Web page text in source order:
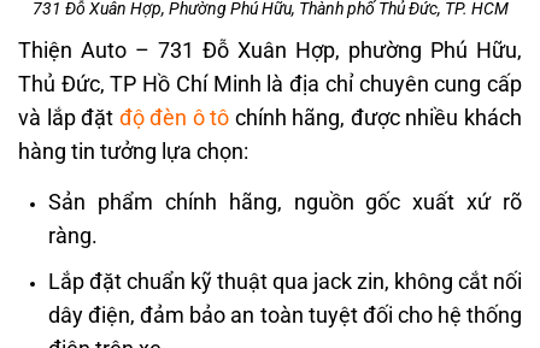
731 Đỗ Xuân Hợp, Phường Phú Hữu, Thành phố Thủ Đức, TP. HCM
Thiện Auto – 731 Đỗ Xuân Hợp, phường Phú Hữu,
Thủ Đức, TP Hồ Chí Minh là địa chỉ chuyên cung cấp
và lắp đặt độ đèn ô tô chính hãng, được nhiều khách
hàng tin tưởng lựa chọn:
Sản phẩm chính hãng, nguồn gốc xuất xứ rõ
ràng.
Lắp đặt chuẩn kỹ thuật qua jack zin, không cắt nối
dây điện, đảm bảo an toàn tuyệt đối cho hệ thống